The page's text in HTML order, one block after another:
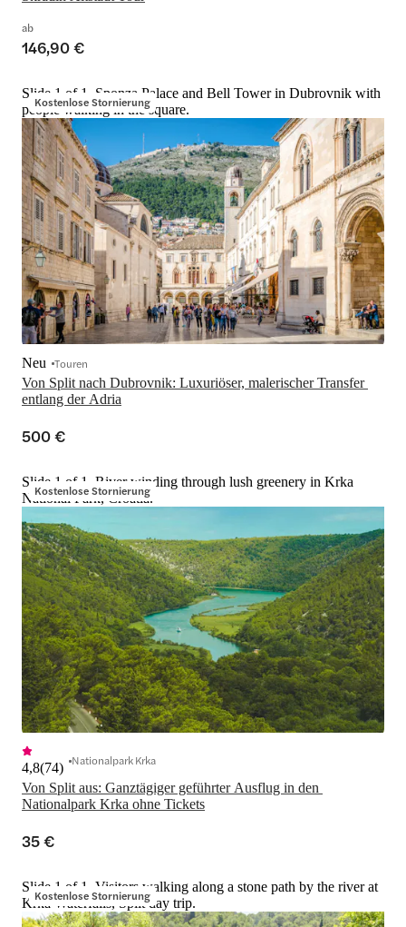
ab
146,90 €
Kostenlose Stornierung
Slide 1 of 1, Sponza Palace and Bell Tower in Dubrovnik with
people walking in the square.
Von Split nach Dubrovnik: Luxuriöser, malerischer Transfer
entlang der Adria
Neu Touren
500 €
Kostenlose Stornierung
Slide 1 of 1, River winding through lush greenery in Krka
National Park, Croatia.
Von Split aus: Ganztägiger geführter Ausflug in den
Nationalpark Krka ohne Tickets
4,8(74) Nationalpark Krka
35 €
Kostenlose Stornierung
Slide 1 of 1, Visitors walking along a stone path by the river at
Krka Waterfalls, Split day trip.